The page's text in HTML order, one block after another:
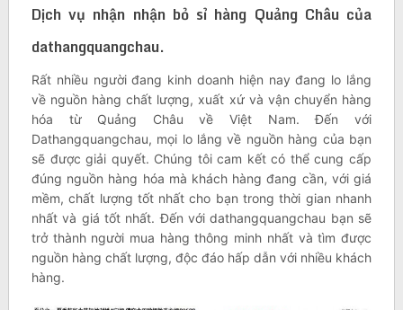
Dịch vụ nhận nhận bỏ sỉ hàng Quảng Châu của
dathangquangchau.
Rất nhiều người đang kinh doanh hiện nay đang lo lắng
về nguồn hàng chất lượng, xuất xứ và vận chuyển hàng
hóa từ Quảng Châu về Việt Nam. Đến với
Dathangquangchau, mọi lo lắng về nguồn hàng của bạn
sẽ được giải quyết. Chúng tôi cam kết có thể cung cấp
đúng nguồn hàng hóa mà khách hàng đang cần, với giá
mềm, chất lượng tốt nhất cho bạn trong thời gian nhanh
nhất và giá tốt nhất. Đến với dathangquangchau bạn sẽ
trở thành người mua hàng thông minh nhất và tìm được
nguồn hàng chất lượng, độc đáo hấp dẫn với nhiều khách
hàng.